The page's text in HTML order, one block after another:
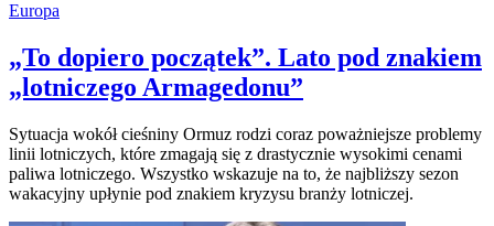
Europa
„To dopiero początek”. Lato pod znakiem
„lotniczego Armagedonu”
Sytuacja wokół cieśniny Ormuz rodzi coraz poważniejsze problemy
linii lotniczych, które zmagają się z drastycznie wysokimi cenami
paliwa lotniczego. Wszystko wskazuje na to, że najbliższy sezon
wakacyjny upłynie pod znakiem kryzysu branży lotniczej.